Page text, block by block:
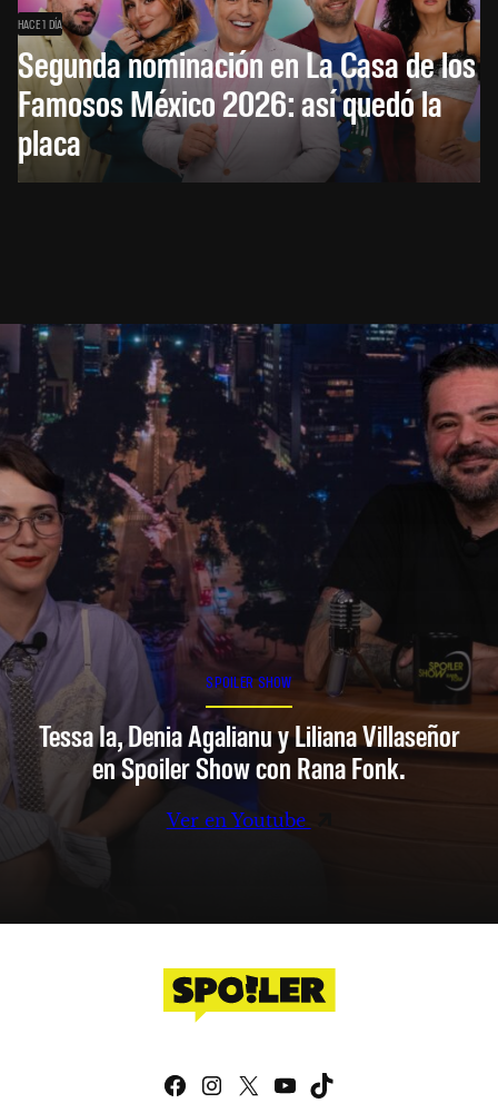
HACE 1 DÍA
Segunda nominación en La Casa de los
Famosos México 2026: así quedó la
placa
SPOILER SHOW
Tessa Ia, Denia Agalianu y Liliana Villaseñor
en Spoiler Show con Rana Fonk.
Ver en Youtube
Facebook
Instagram
X YouTube